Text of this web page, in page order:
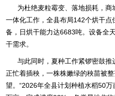
为杜绝麦粒霉变、落地损耗，
一体化工作，全县布局142个烘干
备，日烘干能力达6683吨。设备全
干需求。
与此同时，夏种工作紧锣密鼓
正忙着插秧，一株株嫩绿的秧苗被
望。“2026年全县计划种植水稻50